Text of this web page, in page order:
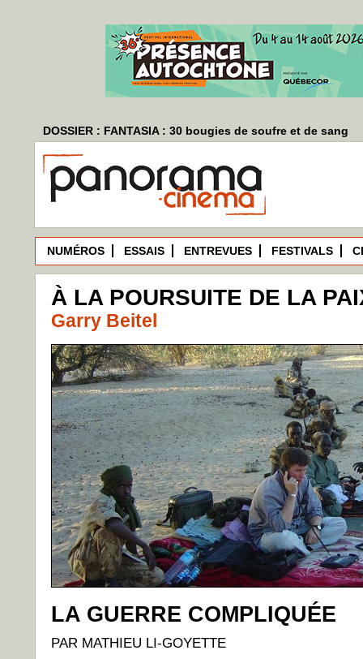
DOSSIER : FANTASIA : 30 bougies de soufre et de sang
NUMÉROS ESSAIS ENTREVUES FESTIVALS
À LA POURSUITE DE LA
Garry Beitel
LA GUERRE COMPLIQUÉE
PAR MATHIEU LI-GOYETTE